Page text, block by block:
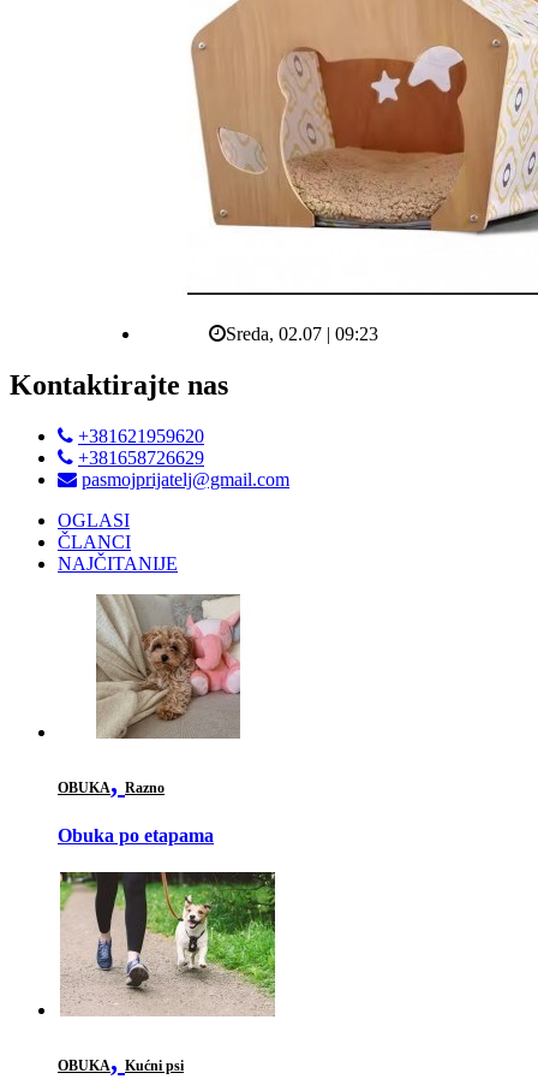
Sreda, 02.07 | 09:23
Kontaktirajte nas
+381621959620
+381658726629
pasmojprijatelj@gmail.com
OGLASI
ČLANCI
NAJČITANIJE
OBUKA, Razno
Obuka po etapama
OBUKA, Kućni psi